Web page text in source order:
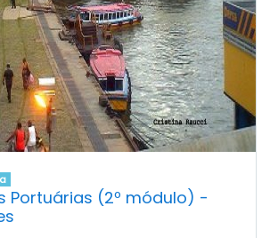
Portuárias (2º módulo) -